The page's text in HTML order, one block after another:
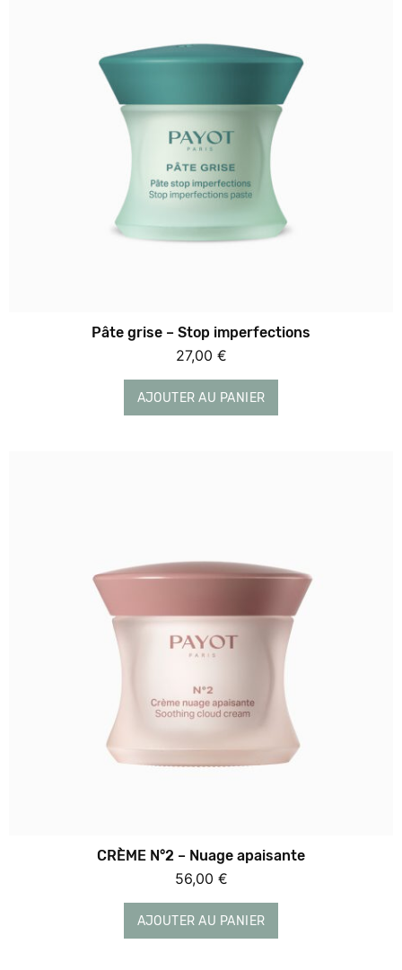
Pâte grise – Stop imperfections
27,00 €
AJOUTER AU PANIER
CRÈME N°2 – Nuage apaisante
56,00 €
AJOUTER AU PANIER